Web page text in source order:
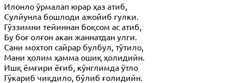
Илонло ўрмалап юрар ҳаз атиб,
Сулйунла бошлоди ажойиб гулки.
Гўззимни тейиннан боқсом ас атиб,
Бу боғ олғон акан жаннатдан улги.
Сани мохтоп сайрар булбул, тўтило,
Мани ҳолим ҳамма ошиқ ҳолидийн.
Ишқ ёмғири ёғиб, кўнглимда ўтло
Гўкариб чиқдило, бўлиб ғолидийн.